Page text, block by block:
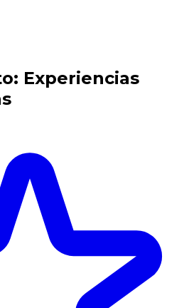
inolvidables: Experiencias
Experiencias